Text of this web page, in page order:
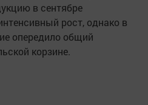
в сентябре
рост, однако в
опередило общий
корзине.